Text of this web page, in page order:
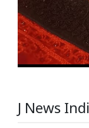
J News